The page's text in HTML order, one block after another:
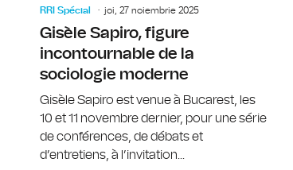
RRI Spécial joi, 27 noiembrie 2025
Gisèle Sapiro, figure
incontournable de la
sociologie moderne
Gisèle Sapiro est venue à Bucarest, les
10 et 11 novembre dernier, pour une série
de conférences, de débats et
d’entretiens, à l’invitation...